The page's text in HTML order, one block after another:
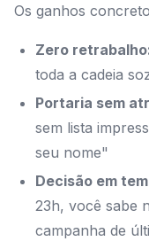
Os ganhos
Zero
toda a cadeia
Portaria sem
sem lista
seu nome"
Decisão em
23h, você sabe
campanha de